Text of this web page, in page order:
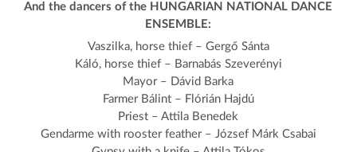
And the dancers of the HUNGARIAN NATIONAL DANCE
ENSEMBLE:
Vaszilka, horse thief – Gergő Sánta
Káló, horse thief – Barnabás Szeverényi
Mayor – Dávid Barka
Farmer Bálint – Flórián Hajdú
Priest – Attila Benedek
Gendarme with rooster feather – József Márk Csabai